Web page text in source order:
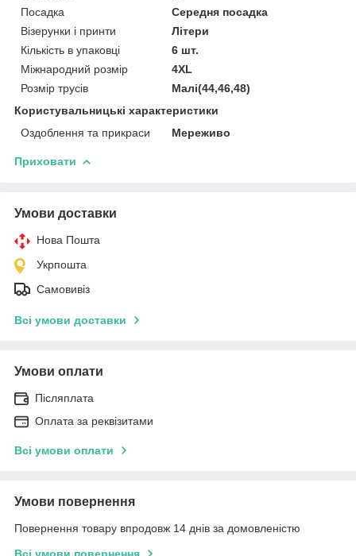
Посадка
Середня посадка
Візерунки і принти
Літери
Кількість в упаковці
6 шт.
Міжнародний розмір
4XL
Розмір трусів
Малі(44,46,48)
Користувальницькі характеристики
Оздоблення та прикраси
Мереживо
Приховати
Умови доставки
Нова Пошта
Укрпошта
Самовивіз
Всі умови доставки
Умови оплати
Післяплата
Оплата за реквізитами
Всі умови оплати
Умови повернення
Повернення товару впродовж 14 днів за домовленістю
Всі умови повернення